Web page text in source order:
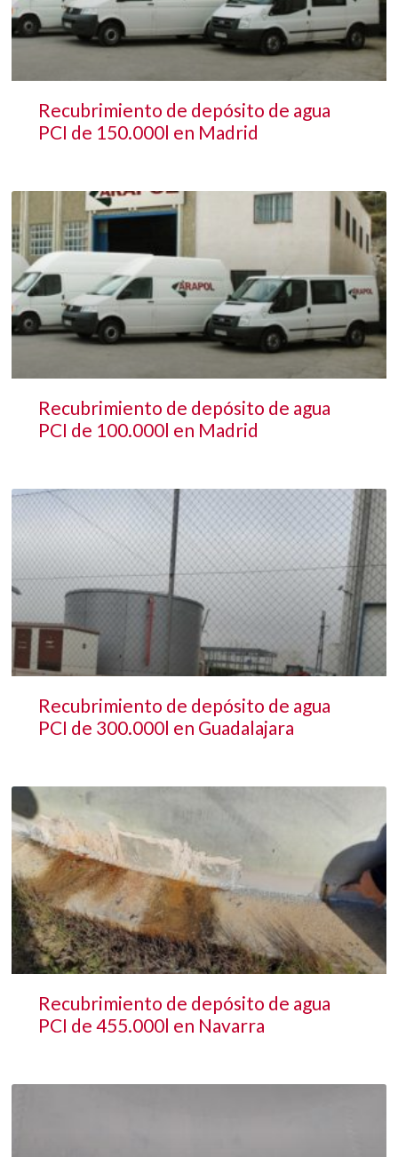
Recubrimiento de depósito de agua
PCI de 150.000l en Madrid
Recubrimiento de depósito de agua
PCI de 100.000l en Madrid
Recubrimiento de depósito de agua
PCI de 300.000l en Guadalajara
Recubrimiento de depósito de agua
PCI de 455.000l en Navarra